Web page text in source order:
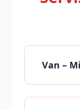
Van –